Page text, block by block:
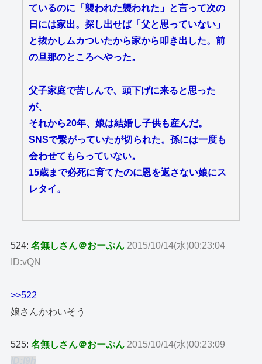
ているのに「襲われた襲われた」と言って次の
日には家出。探し出せば「父と思っていない」
と抜かしムカついたから家から叩き出した。前
の旦那のところへやった。
父子家庭で苦しんで、頭下げに来ると思った
が、
それから20年、娘は結婚し子供も産んだ。
SNSで繋がっていたが切られた。孫には一度も
会わせてもらっていない。
15歳まで必死に育てたのに恩を返さない娘にス
レタイ。
524:名無しさん＠おーぷん 2015/10/14(水)00:23:04
ID:vQN
>>522
娘さんかわいそう
525:名無しさん＠おーぷん 2015/10/14(水)00:23:09